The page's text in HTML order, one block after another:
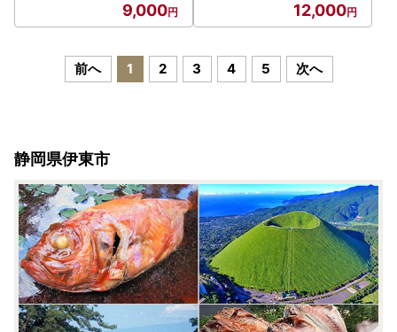
9,000 12,000
前へ 1 2 3 4 5 次へ
静岡県伊東市